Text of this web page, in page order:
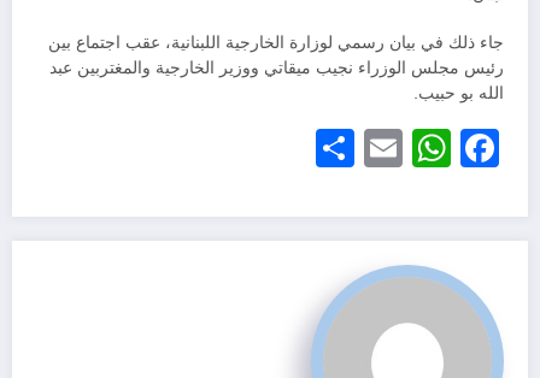
جاء ذلك في بيان رسمي لوزارة الخارجية اللبنانية، عقب اجتماع بين
رئيس مجلس الوزراء نجيب ميقاتي ووزير الخارجية والمغتربين عبد
الله بو حبيب.
Facebook
WhatsApp
Email